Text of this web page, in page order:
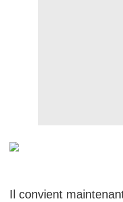
Il convient